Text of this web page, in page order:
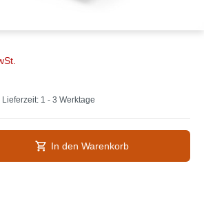
Lieferzeit: 1 - 3 Werktage
In den Warenkorb